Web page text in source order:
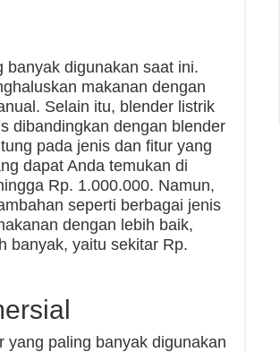
banyak digunakan saat ini.
makanan dengan
Selain itu, blender listrik
dibandingkan dengan blender
pada jenis dan fitur yang
dapat Anda temukan di
Rp. 1.000.000. Namun,
seperti berbagai jenis
dengan lebih baik,
banyak, yaitu sekitar Rp.
yang paling banyak digunakan